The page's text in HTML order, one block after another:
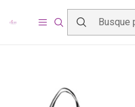
Mochila Maternal de 3